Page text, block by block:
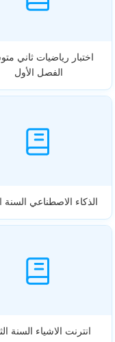
اختبار رياضيات ثاني
الفصل الأول
الذكاء الاصطناعي السنة
انترنت الاشياء السنة